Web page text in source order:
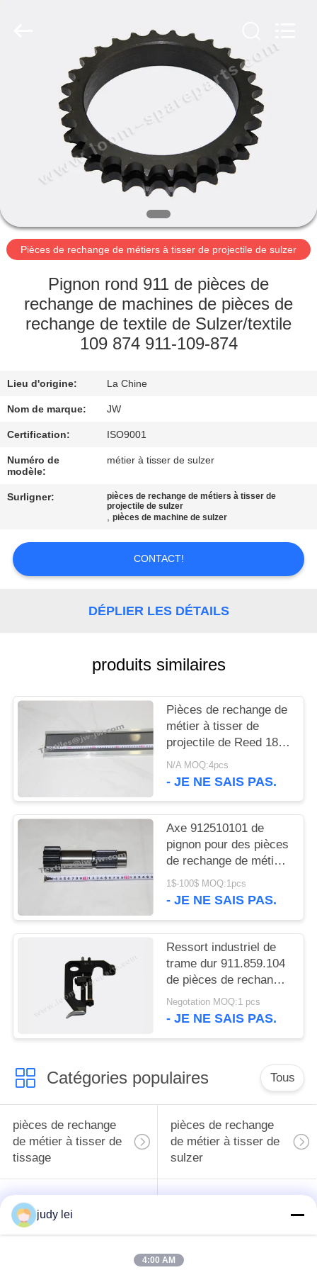
APERÇU
PRODUITS
PROPOS
DE
NOUS
VISITE
D'USINE
CONTRÔLE
LA
QUALITÉ
CONTACT
NOUVELLES
DEMANDE
DE
PRIVACY
POLICY
Pièces de rechange de métiers à tisser de projectile de sulzer
Pignon rond 911 de pièces de
rechange de machines de pièces de
rechange de textile de Sulzer/textile
109 874 911-109-874
Lieu d'origine: La Chine
Nom de marque: JW
Certification: ISO9001
Numéro de
modèle:
métier à tisser de sulzer
Surligner:
pièces de rechange de métiers à tisser de
projectile de sulzer
,pièces de machine de sulzer
CONTACT!
DÉPLIER LES DÉTAILS
produits similaires
Pièces de rechange de
métier à tisser de
projectile de Reed 18/
㎝X165㎝X11.0cm
Sulzer
N/A MOQ:4pcs
- JE NE SAIS PAS.
Axe 912510101 de
pignon pour des pièces
de rechange de métier
à tisser de projectile de
Sulzer
1$-100$ MOQ:1pcs
- JE NE SAIS PAS.
Ressort industriel de
trame dur 911.859.104
de pièces de rechange
de machines de textile
de la pince fa 0.5LL-
Negotation MOQ:1 pcs
- JE NE SAIS PAS.
Catégories populaires Tous
pièces de rechange
de métier à tisser de
tissage
pièces de rechange
de métier à tisser de
sulzer
Pièces de rechange
de métier à tisser de
rapière
métier à tisser d'Airjet
judy lei
4:00 AM